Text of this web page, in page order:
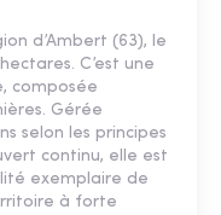
d’Ambert (63), le
C’est une
composée
Gérée
selon les principes
continu, elle est
exemplaire de
à forte